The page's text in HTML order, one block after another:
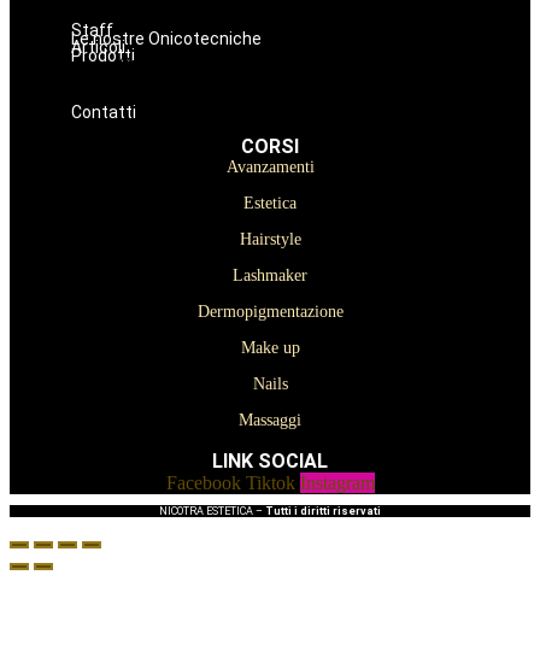
Staff
Le nostre Onicotecniche
Articoli
ProdottiOniconails
Prodotti per ricostruzione unghie
Contatti
CORSI
Avanzamenti
Estetica
Hairstyle
Lashmaker
Dermopigmentazione
Make up
Nails
Massaggi
LINK SOCIAL
Facebook Tiktok Instagram
NICOTRA ESTETICA – Tutti i diritti riservati